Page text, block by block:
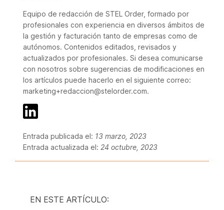
Equipo de redacción de STEL Order, formado por
profesionales con experiencia en diversos ámbitos de
la gestión y facturación tanto de empresas como de
autónomos. Contenidos editados, revisados y
actualizados por profesionales. Si desea comunicarse
con nosotros sobre sugerencias de modificaciones en
los artículos puede hacerlo en el siguiente correo:
marketing+redaccion@stelorder.com.
Entrada publicada el: 13 marzo, 2023
Entrada actualizada el: 24 octubre, 2023
EN ESTE ARTÍCULO: